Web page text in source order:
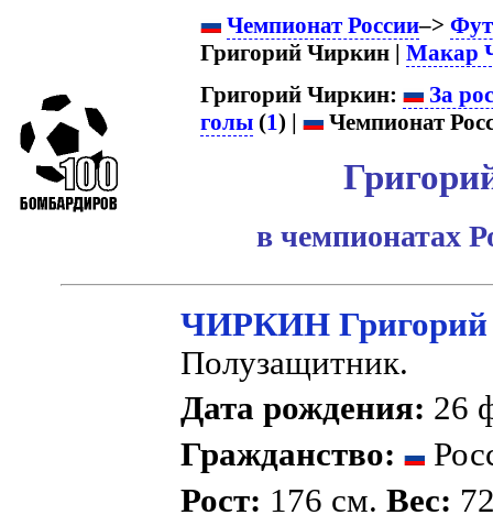
Чемпионат России–>
Григорий Чиркин | Макар
Григорий Чиркин:
За
голы (1) | Чемпионат
в чемпионатах
ЧИРКИН Григорий
Полузащитник.
Дата рождения: 26
Гражданство:
Рост: 176 см.Вес: